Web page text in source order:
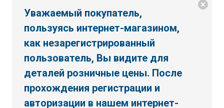
Уважаемый покупатель,
пользуясь интернет-магазином,
как незарегистрированный
пользователь, Вы видите для
деталей розничные цены. После
прохождения регистрации и
авторизации в нашем интернет-